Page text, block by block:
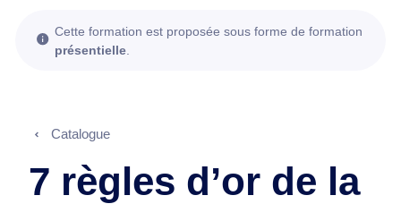
Cette formation est proposée sous forme de formation
présentielle
Catalogue
7 règles d’or de la